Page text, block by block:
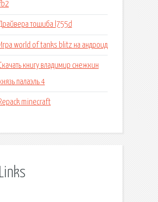
тошиба l755d
Игра world of tanks blitz на андроид
книгу владимир снежкин
палаэль 4
minecraft
Links